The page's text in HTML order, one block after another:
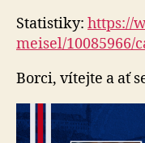
Statistiky: https://
meisel/10085966/
Borci, vítejte a ať